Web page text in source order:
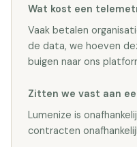
Wat kost een
Vaak betalen
de data, we hoeven
buigen naar ons
Zitten we vast aan
Lumenize is
contracten